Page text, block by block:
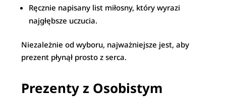
Ręcznie napisany list miłosny, który wyrazi
najgłębsze uczucia.
Niezależnie od wyboru, najważniejsze jest, aby
prezent płynął prosto z serca.
Prezenty z Osobistym